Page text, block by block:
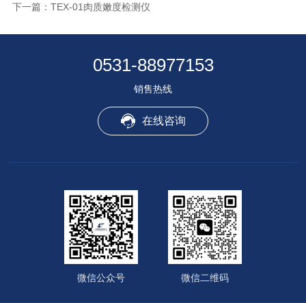
下一篇： TEX-01肉质嫩度检测仪
0531-88977153
销售热线
在线咨询
微信公众号 微信二维码